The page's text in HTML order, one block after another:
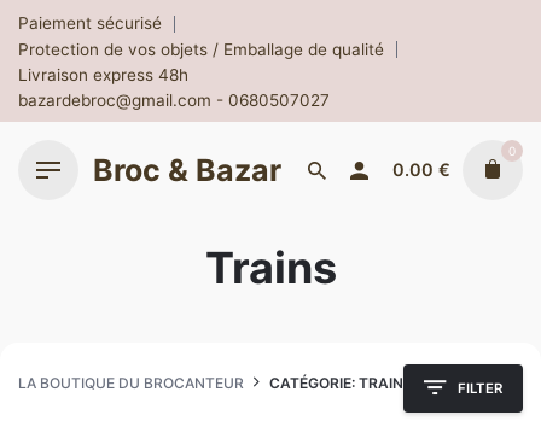
Skip
content
Paiement sécurisé
Protection de vos objets / Emballage de qualité
Livraison express 48h
bazardebroc@gmail.com - 0680507027
Broc & Bazar 0.00 €
0
Trains
LA BOUTIQUE DU BROCANTEUR CATÉGORIE: TRAINS FILTER